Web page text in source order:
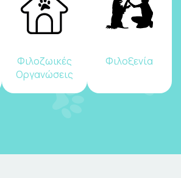
Φιλοζωικές
Οργανώσεις
Φιλοξενία